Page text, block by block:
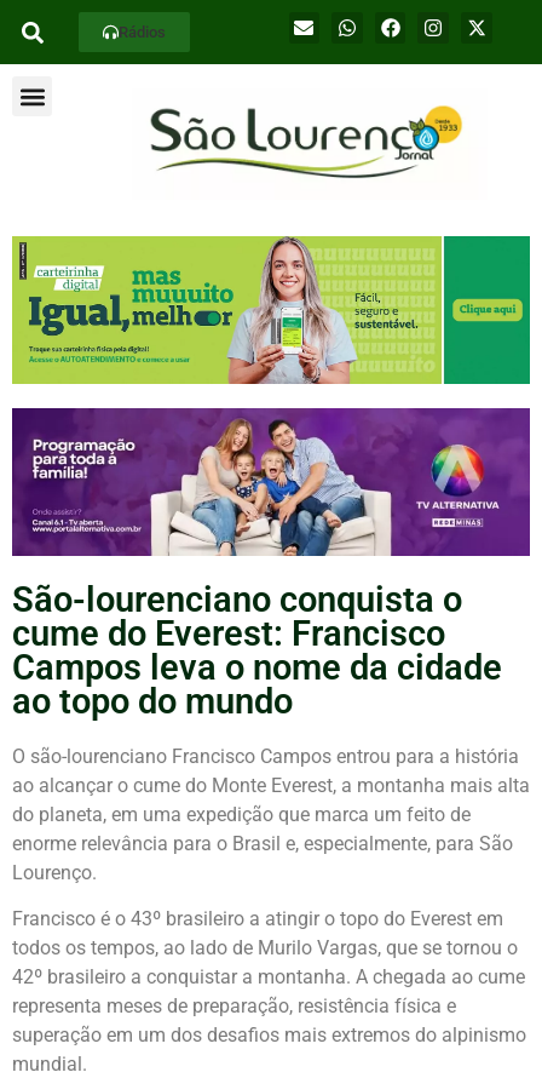
Rádios
São-lourenciano conquista o
cume do Everest: Francisco
Campos leva o nome da cidade
ao topo do mundo
O são-lourenciano Francisco Campos entrou para a história
ao alcançar o cume do Monte Everest, a montanha mais alta
do planeta, em uma expedição que marca um feito de
enorme relevância para o Brasil e, especialmente, para São
Lourenço.
Francisco é o 43º brasileiro a atingir o topo do Everest em
todos os tempos, ao lado de Murilo Vargas, que se tornou o
42º brasileiro a conquistar a montanha. A chegada ao cume
representa meses de preparação, resistência física e
superação em um dos desafios mais extremos do alpinismo
mundial.